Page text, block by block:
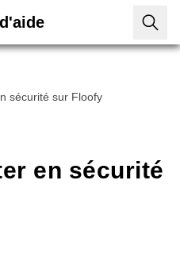
sécurité sur Floofy
en sécurité